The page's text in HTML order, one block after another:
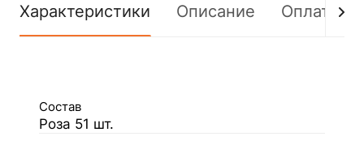
Характеристики Описание Оплата
Состав
Роза 51 шт.